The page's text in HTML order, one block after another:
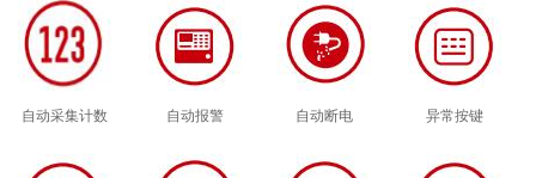
自动采集计数 自动报警 自动断电 异常按键